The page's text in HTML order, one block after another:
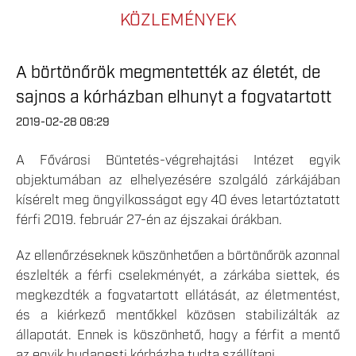
KÖZLEMÉNYEK
A börtönőrök megmentették az életét, de
sajnos a kórházban elhunyt a fogvatartott
2019-02-28 08:29
A Fővárosi Büntetés-végrehajtási Intézet egyik
objektumában az elhelyezésére szolgáló zárkájában
kísérelt meg öngyilkosságot egy 40 éves letartóztatott
férfi 2019. február 27-én az éjszakai órákban.
Az ellenőrzéseknek köszönhetően a börtönőrök azonnal
észlelték a férfi cselekményét, a zárkába siettek, és
megkezdték a fogvatartott ellátását, az életmentést,
és a kiérkező mentőkkel közösen stabilizálták az
állapotát. Ennek is köszönhető, hogy a férfit a mentő